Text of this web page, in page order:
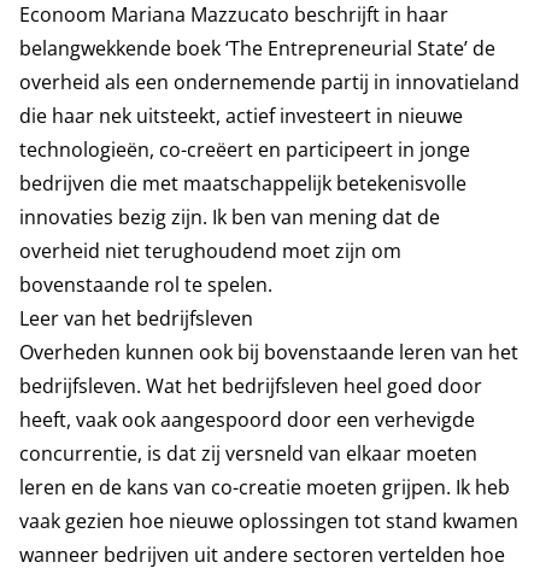
Econoom Mariana Mazzucato beschrijft in haar
belangwekkende boek ‘The Entrepreneurial State’ de
overheid als een ondernemende partij in innovatieland
die haar nek uitsteekt, actief investeert in nieuwe
technologieën, co-creëert en participeert in jonge
bedrijven die met maatschappelijk betekenisvolle
innovaties bezig zijn. Ik ben van mening dat de
overheid niet terughoudend moet zijn om
bovenstaande rol te spelen.
Leer van het bedrijfsleven
Overheden kunnen ook bij bovenstaande leren van het
bedrijfsleven. Wat het bedrijfsleven heel goed door
heeft, vaak ook aangespoord door een verhevigde
concurrentie, is dat zij versneld van elkaar moeten
leren en de kans van co-creatie moeten grijpen. Ik heb
vaak gezien hoe nieuwe oplossingen tot stand kwamen
wanneer bedrijven uit andere sectoren vertelden hoe